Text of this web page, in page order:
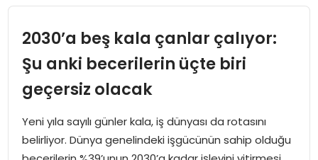
SPOR
SIYASET
2030’a beş kala çanlar çalıyor:
Şu anki becerilerin üçte biri
geçersiz olacak
Yeni yıla sayılı günler kala, iş dünyası da rotasını
belirliyor. Dünya genelindeki işgücünün sahip olduğu